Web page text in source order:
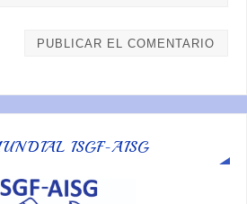
ISGF-AISG